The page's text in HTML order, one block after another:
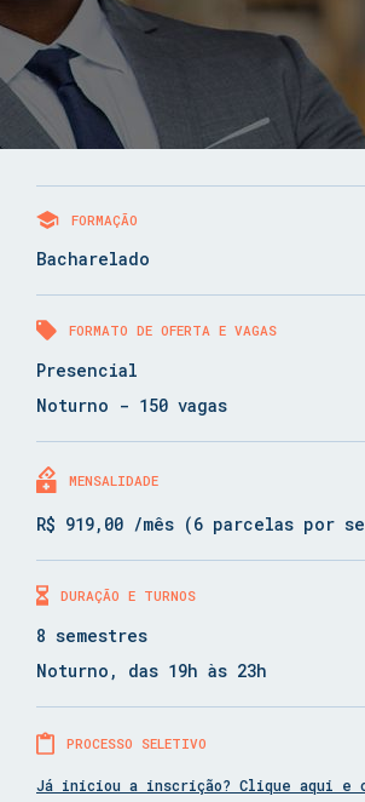
FORMAÇÃO
Bacharelado
FORMATO DE OFERTA E VAGAS
Presencial
Noturno - 150 vagas
MENSALIDADE
R$ 919,00 /mês (6 parcelas por
DURAÇÃO E TURNOS
8 semestres
Noturno, das 19h às 23h
PROCESSO SELETIVO
Já iniciou a inscrição? Clique aqui e